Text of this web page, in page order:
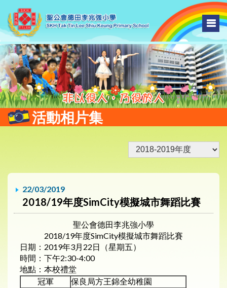
活動相片集
22/03/2019
2018/19年度SimCity模擬城市舞蹈比賽
聖公會德田李兆強小學
2018/19年度SimCity模擬城市舞蹈比賽
日期：2019年3月22日（星期五）
時間：下午2:30-4:00
地點：本校禮堂
冠軍
保良局方王錦全幼稚園